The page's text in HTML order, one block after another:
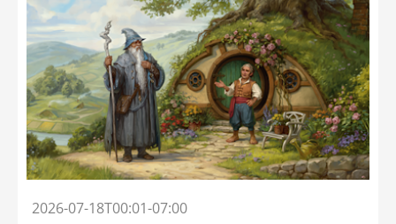
2026-07-18T00:01-07:00